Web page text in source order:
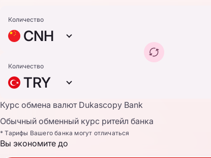
Количество
CNH
Количество
TRY
Курс обмена валют Dukascopy Bank
Обычный обменный курс ритейл банка
* Тарифы Вашего банка могут отличаться
Вы экономите до